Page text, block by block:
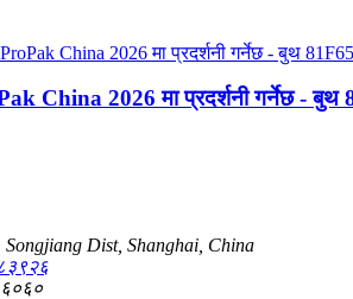
China 2026 मा प्रदर्शनी गर्नेछ - बुथ
Dist, Shanghai, China